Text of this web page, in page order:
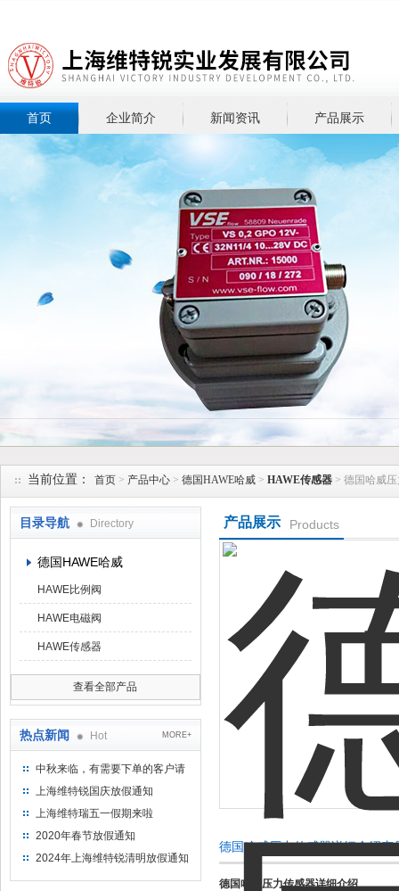
上海维特锐实业发展有限公司
首页 企业简介 新闻资讯 产品展示
当前位置： 首页 > 产品中心 > 德国HAWE哈威 > HAWE传感器 > 德国哈威
目录导航 Directory
德国HAWE哈威
HAWE比例阀
HAWE电磁阀
HAWE传感器
查看全部产品
热点新闻 Hot MORE+
中秋来临，有需要下单的客户请
提前下单
上海维特锐国庆放假通知
上海维特瑞五一假期来啦
2020年春节放假通知
2024年上海维特锐清明放假通知
产品展示 Products
德国哈威压力传感器详细介绍产
德国哈威压力传感器详细介绍